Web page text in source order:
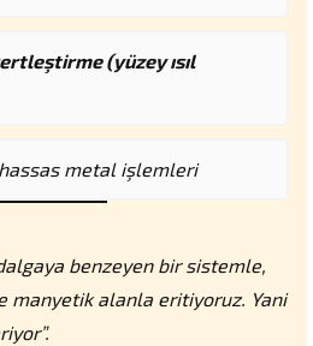
(yüzey ısıl
metal işlemleri
benzeyen bir sistemle,
manyetik alanla eritiyoruz. Yani